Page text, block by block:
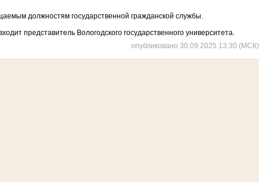
должностям государственной гражданской службы.
представитель Вологодского государственного университета.
опубликовано 30.09.2025 13:30 (МСК)